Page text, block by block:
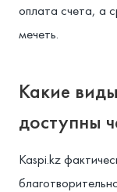
оплата счета, а
мечеть.
Какие
доступны
Kaspi.kz